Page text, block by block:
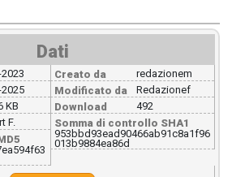
Dati
KB
F.
Creato da
redazionem
Modificato da
Redazionef
Download
492
Somma di controllo SHA1
953bbd93ead90466ab91c8a1f96
013b9884ea86d